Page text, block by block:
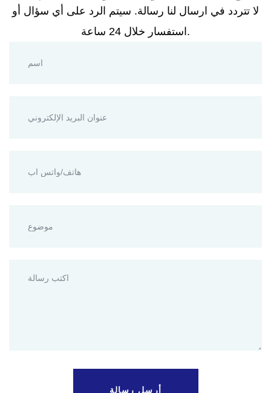
لا تتردد في ارسال لنا رسالة. سيتم الرد على أي سؤال أو
استفسار خلال 24 ساعة.
أرسل رسالة